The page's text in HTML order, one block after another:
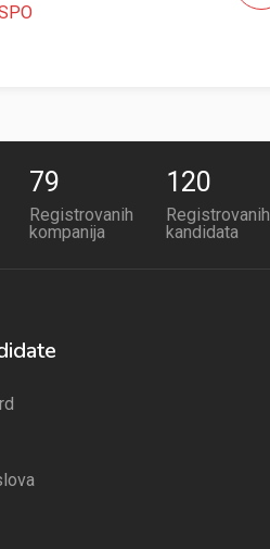
79
Registrovanih
kompanija
120
Registrovanih
kandidata